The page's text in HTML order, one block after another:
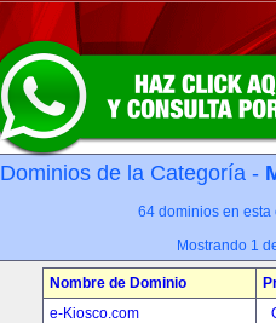
Dominios de la Categoría -
64 dominios en esta
Mostrando 1
Nombre de Dominio
e-Kiosco.com